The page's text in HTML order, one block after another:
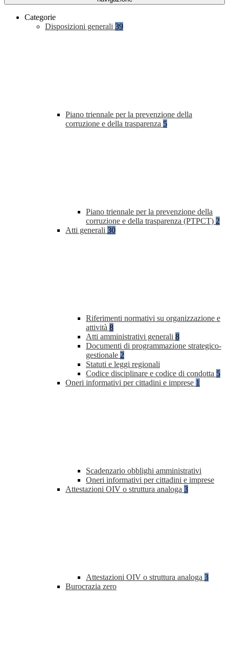
Categorie
Disposizioni generali 39
Piano triennale per la prevenzione della
corruzione e della trasparenza 5
Piano triennale per la prevenzione della
corruzione e della trasparenza (PTPCT) 2
Atti generali 30
Riferimenti normativi su organizzazione e
attività 8
Atti amministrativi generali 8
Documenti di programmazione strategico-
gestionale 2
Statuti e leggi regionali
Codice disciplinare e codice di condotta 5
Oneri informativi per cittadini e imprese 1
Scadenzario obblighi amministrativi
Oneri informativi per cittadini e imprese
Attestazioni OIV o struttura analoga 3
Attestazioni OIV o struttura analoga 3
Burocrazia zero